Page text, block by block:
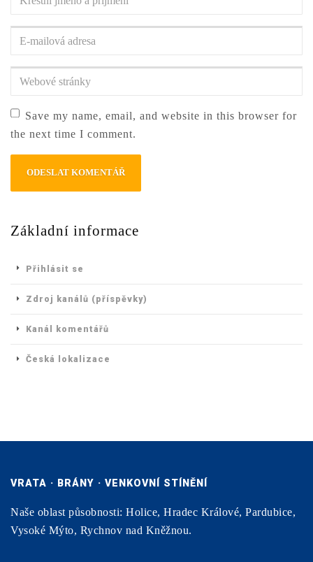
a
příjmení*
adresa*
Save my name, email, and website in this browser for
the next time I comment.
Základní informace
Přihlásit se
Zdroj kanálů (příspěvky)
Kanál komentářů
Česká lokalizace
VRATA · BRÁNY · VENKOVNÍ STÍNĚNÍ
Naše oblast působnosti: Holice, Hradec Králové, Pardubice,
Vysoké Mýto, Rychnov nad Kněžnou.